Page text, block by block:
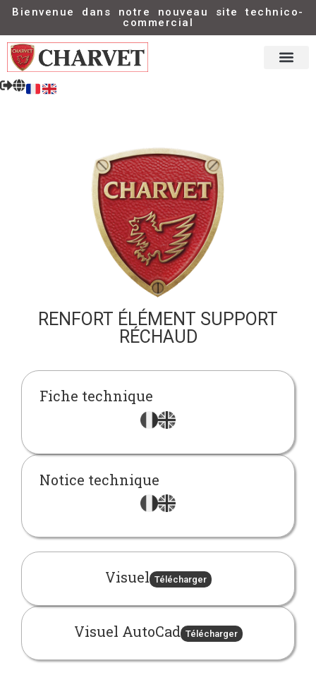
Bienvenue dans notre nouveau site technico-
commercial
RENFORT ÉLÉMENT SUPPORT
RÉCHAUD
Fiche technique
Notice technique
Visuel Télécharger
Visuel AutoCad Télécharger